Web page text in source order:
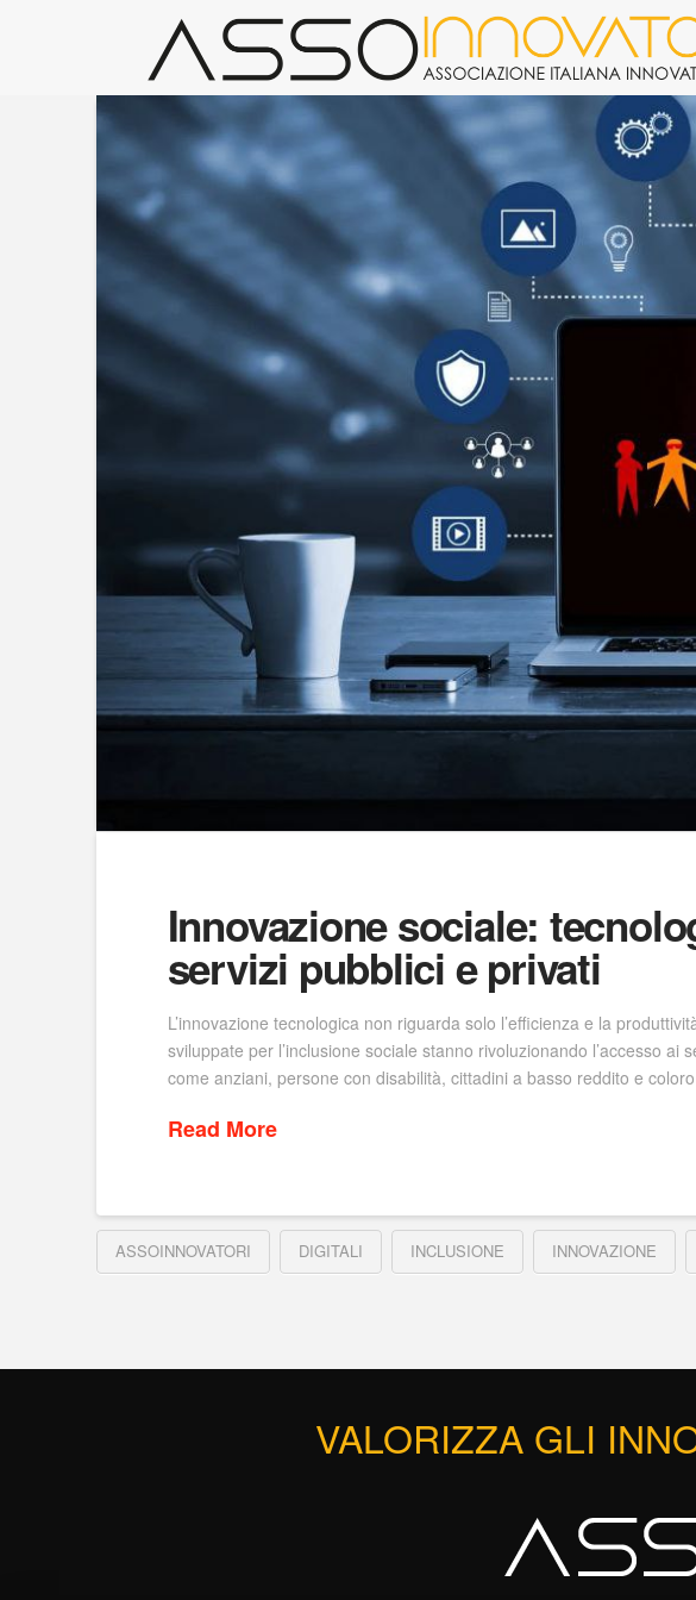
Innovazione sociale:
servizi pubblici e privati
L’innovazione tecnologica non riguarda solo l’efficienza e la
sviluppate per l’inclusione sociale stanno rivoluzionando l’accesso
come anziani, persone con disabilità, cittadini a basso reddito e
Read More
ASSOINNOVATORI DIGITALI INCLUSIONE INNOVAZIONE
VALORIZZA GLI